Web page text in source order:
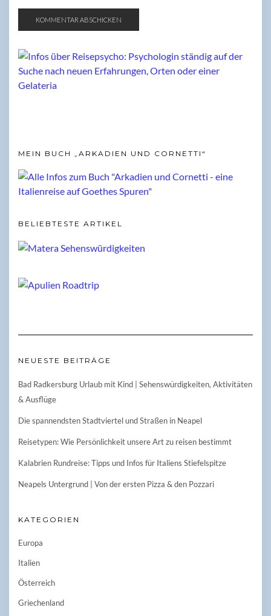
MEIN BUCH „ARKADIEN UND CORNETTI“
BELIEBTESTE ARTIKEL
NEUESTE BEITRÄGE
Bad Radkersburg Urlaub mit Kind | Sehenswürdigkeiten, Aktivitäten
& Ausflüge
Die spannendsten Stadtviertel und Straßen in Neapel
Reisetypen: Wie Persönlichkeit unsere Art zu reisen bestimmt
Kalabrien Rundreise: Tipps und Infos für Italiens Stiefelspitze
Neapels Untergrund | Von der ersten Pizza & den Pozzari
KATEGORIEN
Europa
Italien
Österreich
Griechenland